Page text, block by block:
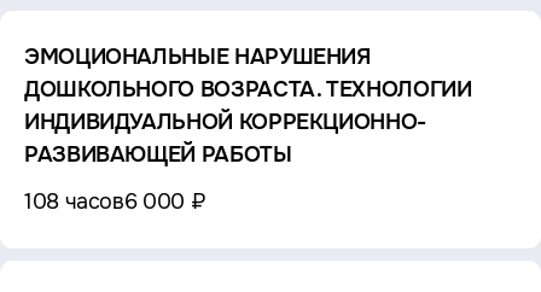
ЭМОЦИОНАЛЬНЫЕ НАРУШЕНИЯ
ДОШКОЛЬНОГО ВОЗРАСТА. ТЕХНОЛОГИИ
ИНДИВИДУАЛЬНОЙ КОРРЕКЦИОННО-
РАЗВИВАЮЩЕЙ РАБОТЫ
108 часов6 000 ₽